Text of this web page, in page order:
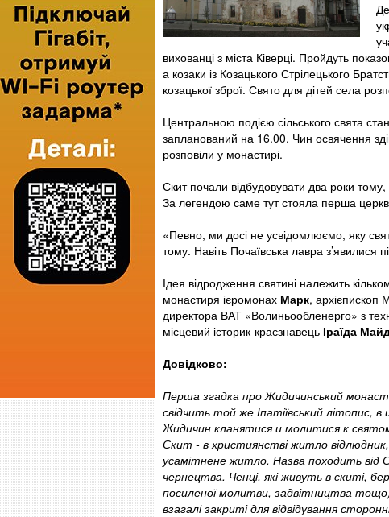
вихованці з міста Ківерці. Пройдуть
а козаки із Козацького Стрілецького
козацької зброї. Свято для дітей села
Центральною подією сільського свята
запланований на 16.00. Чин освячення
розповіли у монастирі.
Скит почали відбудовувати два роки
За легендою саме тут стояла перша
«Певно, ми досі не усвідомлюємо, яку
тому. Навіть Почаївська лавра з’явилися
Ідея відродження святині належить
монастиря ієромонах Марк, архієпископ
директора ВАТ «Волиньообленерго» з
місцевий історик-краєзнавець Іраїда
Довідково:
Перша згадка про Жидичинський
свідчить той же Іпатіївський літопис,
Жидичин кланятися и молитися к
Скит - в християнстві житло
усамітнене житло. Назва походить від
чернецтва. Ченці, які живуть в скиті,
посиленої молитви, задвітництва
взагалі закриті для відвідування